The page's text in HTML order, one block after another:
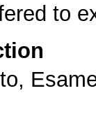
to